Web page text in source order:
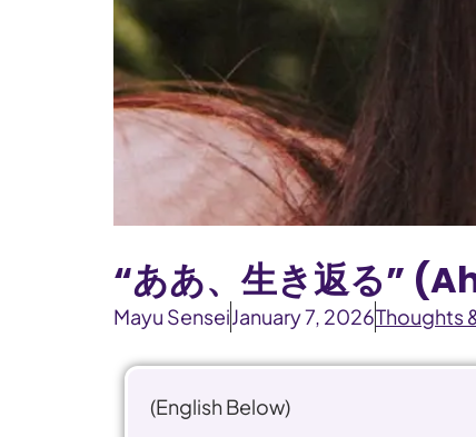
“ああ、生き返る”
Mayu SenseiJanuary 7, 2026Thoughts
(English Below)